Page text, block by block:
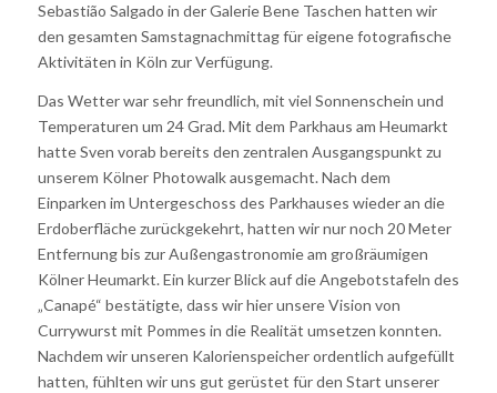
Sebastião Salgado in der Galerie Bene Taschen hatten wir
den gesamten Samstagnachmittag für eigene fotografische
Aktivitäten in Köln zur Verfügung.
Das Wetter war sehr freundlich, mit viel Sonnenschein und
Temperaturen um 24 Grad. Mit dem Parkhaus am Heumarkt
hatte Sven vorab bereits den zentralen Ausgangspunkt zu
unserem Kölner Photowalk ausgemacht. Nach dem
Einparken im Untergeschoss des Parkhauses wieder an die
Erdoberfläche zurückgekehrt, hatten wir nur noch 20 Meter
Entfernung bis zur Außengastronomie am großräumigen
Kölner Heumarkt. Ein kurzer Blick auf die Angebotstafeln des
„Canapé“ bestätigte, dass wir hier unsere Vision von
Currywurst mit Pommes in die Realität umsetzen konnten.
Nachdem wir unseren Kalorienspeicher ordentlich aufgefüllt
hatten, fühlten wir uns gut gerüstet für den Start unserer